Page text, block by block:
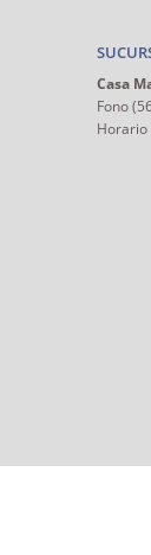
Casa
Fono
Horario